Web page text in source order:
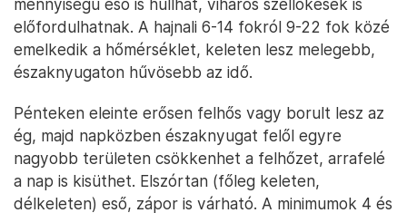
mennyiségű eső is hullhat, viharos széllökések is
előfordulhatnak. A hajnali 6-14 fokról 9-22 fok közé
emelkedik a hőmérséklet, keleten lesz melegebb,
északnyugaton hűvösebb az idő.
Pénteken eleinte erősen felhős vagy borult lesz az
ég, majd napközben északnyugat felől egyre
nagyobb területen csökkenhet a felhőzet, arrafelé
a nap is kisüthet. Elszórtan (főleg keleten,
délkeleten) eső, zápor is várható. A minimumok 4 és